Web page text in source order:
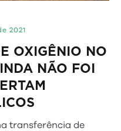
2021
OXIGÊNIO NO
NÃO FOI
transferência de